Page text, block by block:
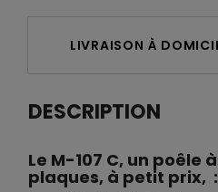
LIVRAISON À
DESCRIPTION
Le M-107 C, un poêle
plaques, à petit prix, :